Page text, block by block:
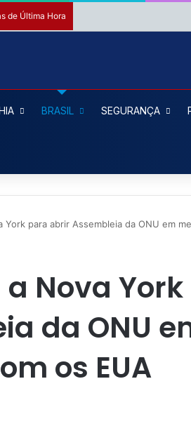
de Última Hora
BRASIL SEGURANÇA
York para abrir Assembleia da ONU em
Nova
da ONU
os EUA